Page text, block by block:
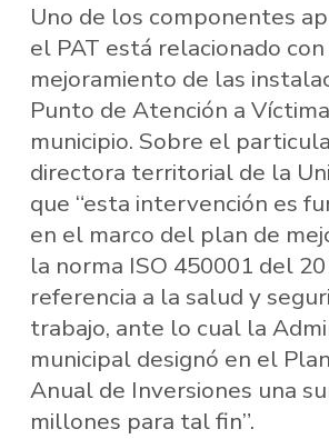
Uno de los componentes
el PAT está relacionado
mejoramiento de las
Punto de Atención a
municipio. Sobre el
directora territorial de la
que “esta intervención es
en el marco del plan de
la norma ISO 450001 del
referencia a la salud y
trabajo, ante lo cual la
municipal designó en el
Anual de Inversiones una
millones para tal fin”.